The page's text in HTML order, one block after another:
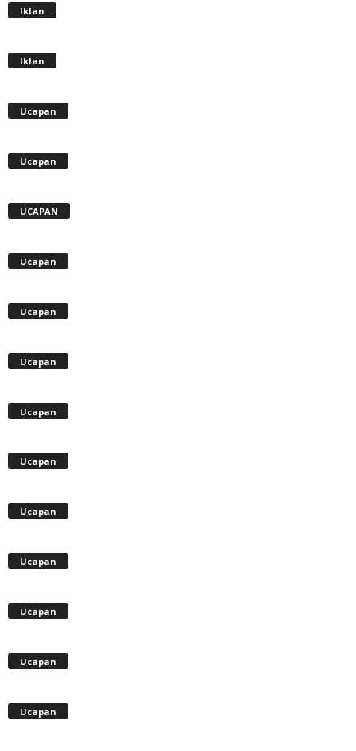
Iklan
Iklan
Ucapan
Ucapan
UCAPAN
Ucapan
Ucapan
Ucapan
Ucapan
Ucapan
Ucapan
Ucapan
Ucapan
Ucapan
Ucapan